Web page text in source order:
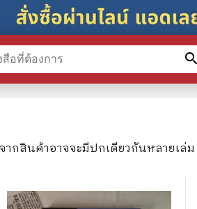
ากสินค้าอาจจะมีปกเดียวกันหลายเ
search
⚖️ กฎหมาย